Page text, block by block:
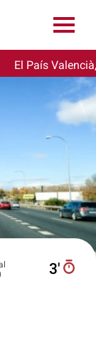
El País
3′